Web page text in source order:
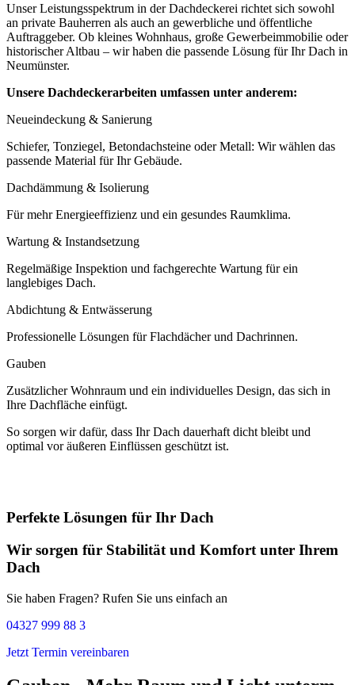
Unser Leistungsspektrum in der Dachdeckerei richtet sich sowohl
an private Bauherren als auch an gewerbliche und öffentliche
Auftraggeber. Ob kleines Wohnhaus, große Gewerbeimmobilie oder
historischer Altbau – wir haben die passende Lösung für Ihr Dach in
Neumünster.
Unsere Dachdeckerarbeiten umfassen unter anderem:
Neueindeckung & Sanierung
Schiefer, Tonziegel, Betondachsteine oder Metall: Wir wählen das
passende Material für Ihr Gebäude.
Dachdämmung & Isolierung
Für mehr Energieeffizienz und ein gesundes Raumklima.
Wartung & Instandsetzung
Regelmäßige Inspektion und fachgerechte Wartung für ein
langlebiges Dach.
Abdichtung & Entwässerung
Professionelle Lösungen für Flachdächer und Dachrinnen.
Gauben
Zusätzlicher Wohnraum und ein individuelles Design, das sich in
Ihre Dachfläche einfügt.
So sorgen wir dafür, dass Ihr Dach dauerhaft dicht bleibt und
optimal vor äußeren Einflüssen geschützt ist.
Perfekte Lösungen für Ihr Dach
Wir sorgen für Stabilität und Komfort unter Ihrem
Dach
Sie haben Fragen? Rufen Sie uns einfach an
04327 999 88 3
Jetzt Termin vereinbaren